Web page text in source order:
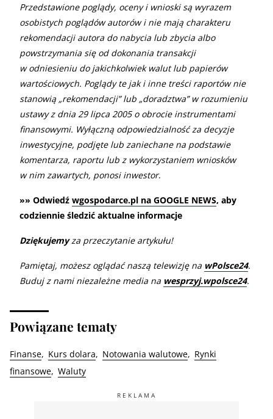
Przedstawione poglądy, oceny i wnioski są wyrazem
osobistych poglądów autorów i nie mają charakteru
rekomendacji autora do nabycia lub zbycia albo
powstrzymania się od dokonania transakcji
w odniesieniu do jakichkolwiek walut lub papierów
wartościowych. Poglądy te jak i inne treści raportów nie
stanowią „rekomendacji” lub „doradztwa” w rozumieniu
ustawy z dnia 29 lipca 2005 o obrocie instrumentami
finansowymi. Wyłączną odpowiedzialność za decyzje
inwestycyjne, podjęte lub zaniechane na podstawie
komentarza, raportu lub z wykorzystaniem wniosków
w nim zawartych, ponosi inwestor.
»» Odwiedź wgospodarce.pl na GOOGLE NEWS, aby
codziennie śledzić aktualne informacje
Dziękujemyza przeczytanie artykułu!
Pamiętaj, możesz oglądać naszą telewizję na wPolsce24.
Buduj z nami niezależne media na wesprzyj.wpolsce24.
Powiązane tematy
Finanse Kurs dolara Notowania walutowe
Rynki
finansowe Waluty